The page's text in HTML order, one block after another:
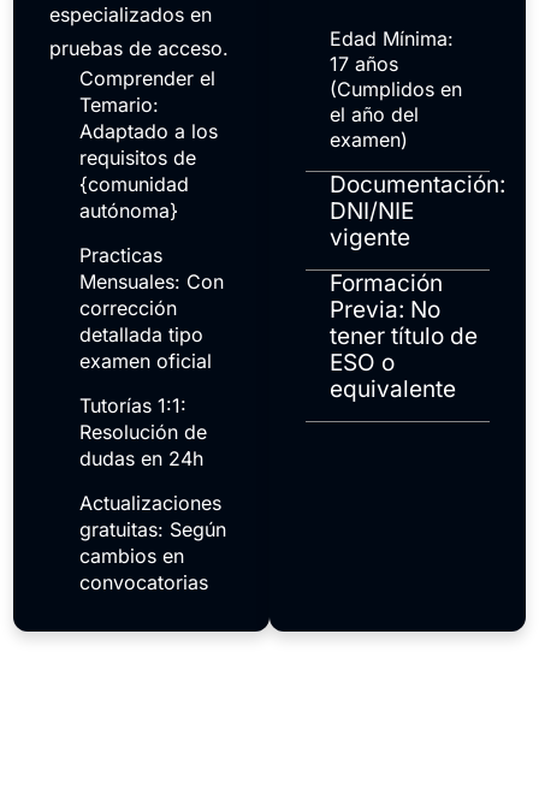
especializados en
pruebas de acceso.
Comprender el
Temario:
Adaptado a los
requisitos de
{comunidad
autónoma}
Practicas
Mensuales: Con
corrección
detallada tipo
examen oficial
Tutorías 1:1:
Resolución de
dudas en 24h
Actualizaciones
gratuitas: Según
cambios en
convocatorias
Edad Mínima:
17 años
(Cumplidos en
el año del
examen)
Documentación:
DNI/NIE
vigente
Formación
Previa: No
tener título de
ESO o
equivalente